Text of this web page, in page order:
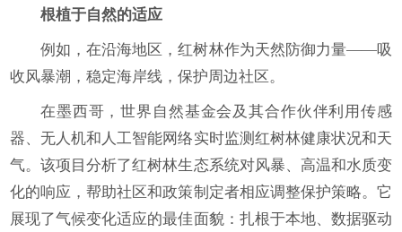
根植于自然的适应
例如，在沿海地区，红树林作为天然防御力量——吸
收风暴潮，稳定海岸线，保护周边社区。
在墨西哥，世界自然基金会及其合作伙伴利用传感
器、无人机和人工智能网络实时监测红树林健康状况和天
气。该项目分析了红树林生态系统对风暴、高温和水质变
化的响应，帮助社区和政策制定者相应调整保护策略。它
展现了气候变化适应的最佳面貌：扎根于本地、数据驱动